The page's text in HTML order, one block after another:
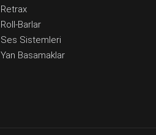
Retrax
Roll-Barlar
Ses Sistemleri
Yan Basamaklar